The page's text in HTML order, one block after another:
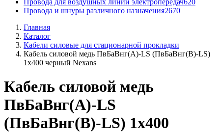
Провода для воздушных линий электропередач620
Провода и шнуры различного назначения2670
Главная
Каталог
Кабели силовые для стационарной прокладки
Кабель силовой медь ПвБаВнг(A)-LS (ПвБаВнг(B)-LS)
1x400 черный Nexans
Кабель силовой медь
ПвБаВнг(A)-LS
(ПвБаВнг(B)-LS) 1x400